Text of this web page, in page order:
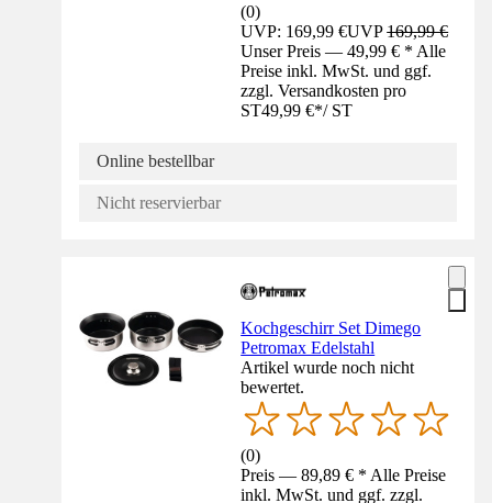
(0)
UVP: 169,99 €UVP169,99 €
Unser Preis — 49,99 € * Alle
Preise inkl. MwSt. und ggf.
zzgl. Versandkosten pro
ST49,99 €*/ ST
Online bestellbar
Nicht reservierbar
Kochgeschirr Set Dimego
Petromax Edelstahl
Artikel wurde noch nicht
bewertet.
(0)
Preis — 89,89 € * Alle Preise
inkl. MwSt. und ggf. zzgl.